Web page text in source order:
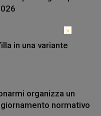
in una variante
organizza un
normativo
×